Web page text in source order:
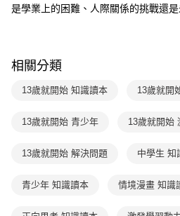
3.完整用戶服務條款，請詳閱以下連結：
權轉讓予恩沛科技股份有限公司。
https://aftee.tw/terms/#terms3
任。
時審查核予不同之上限額度；若仍有額度
恩沛科技股份有限公司將有權停止該用戶之
是學業上的困難、人際關係的挑戰還是
相關分類
13歲就開始 知識讀本 13歲就開
13歲就開始 青少年 13歲就開始
13歲就開始 解決問題 中學生 知
青少年 知識讀本 情境漫畫 知識